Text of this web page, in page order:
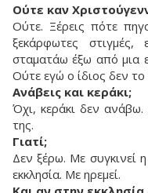
Ούτε καν
Ούτε. Ξέρεις πότε
ξεκάρφωτες
σταματάω έξω από μια
Ούτε εγώ ο ίδιος δεν το
Ανάβεις και κεράκι;
Όχι, κεράκι δεν
της.
Γιατί;
Δεν ξέρω. Με συγκινεί
εκκλησία. Με ηρεμεί.